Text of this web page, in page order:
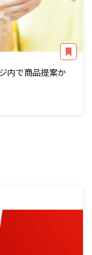
内で商品提案か